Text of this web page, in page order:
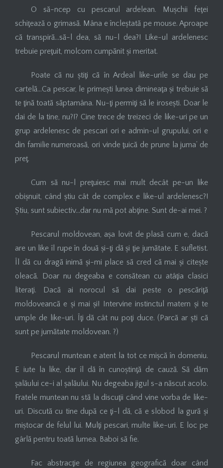
O să-ncep cu pescarul ardelean. Mușchii feţei
schiţează o grimasă. Mâna e încleștată pe mouse. Aproape
că transpiră…să-l dea, să nu-l dea?! Like-ul ardelenesc
trebuie preţuit, molcom cumpănit și meritat.
Poate că nu știţi că în Ardeal like-urile se dau pe
cartelă…Ca pescar, le primești lunea dimineaţa și trebuie să
te ţină toată săptamâna. Nu-ţi permiţi să le irosești. Doar le
dai de la tine, nu?!? Cine trece de treizeci de like-uri pe un
grup ardelenesc de pescari ori e admin-ul grupului, ori e
din familie numeroasă, ori vinde ţuică de prune la juma’ de
preţ.
Cum să nu-l preţuiesc mai mult decât pe-un like
obișnuit, când știu cât de complex e like-ul ardelenesc?!
Știu, sunt subiectiv…dar nu mă pot abţine. Sunt de-ai mei. ?
Pescarul moldovean, așa lovit de plasă cum e, dacă
are un like îl rupe în două și-ţi dă și ţie jumătate. E sufletist.
Îl dă cu dragă inimă și-mi place să cred că mai și citește
oleacă. Doar nu degeaba e consătean cu atâţia clasici
literaţi. Dacă ai norocul să dai peste o pescăriţă
moldoveancă e și mai și! Intervine instinctul matern și te
umple de like-uri. Îţi dă cât nu poţi duce. (Parcă ar ști că
sunt pe jumătate moldovean. ?)
Pescarul muntean e atent la tot ce mișcă în domeniu.
E iute la like, dar îl dă în cunoștinţă de cauză. Să dăm
șalăului ce-i al șalăului. Nu degeaba jigul s-a născut acolo.
Fratele muntean nu stă la discuţii când vine vorba de like-
uri. Discută cu tine după ce ţi-l dă, că e slobod la gură și
miștocar de felul lui. Mulţi pescari, multe like-uri. E loc pe
gârlă pentru toată lumea. Baboi să fie.
Fac abstracţie de regiunea geografică doar când